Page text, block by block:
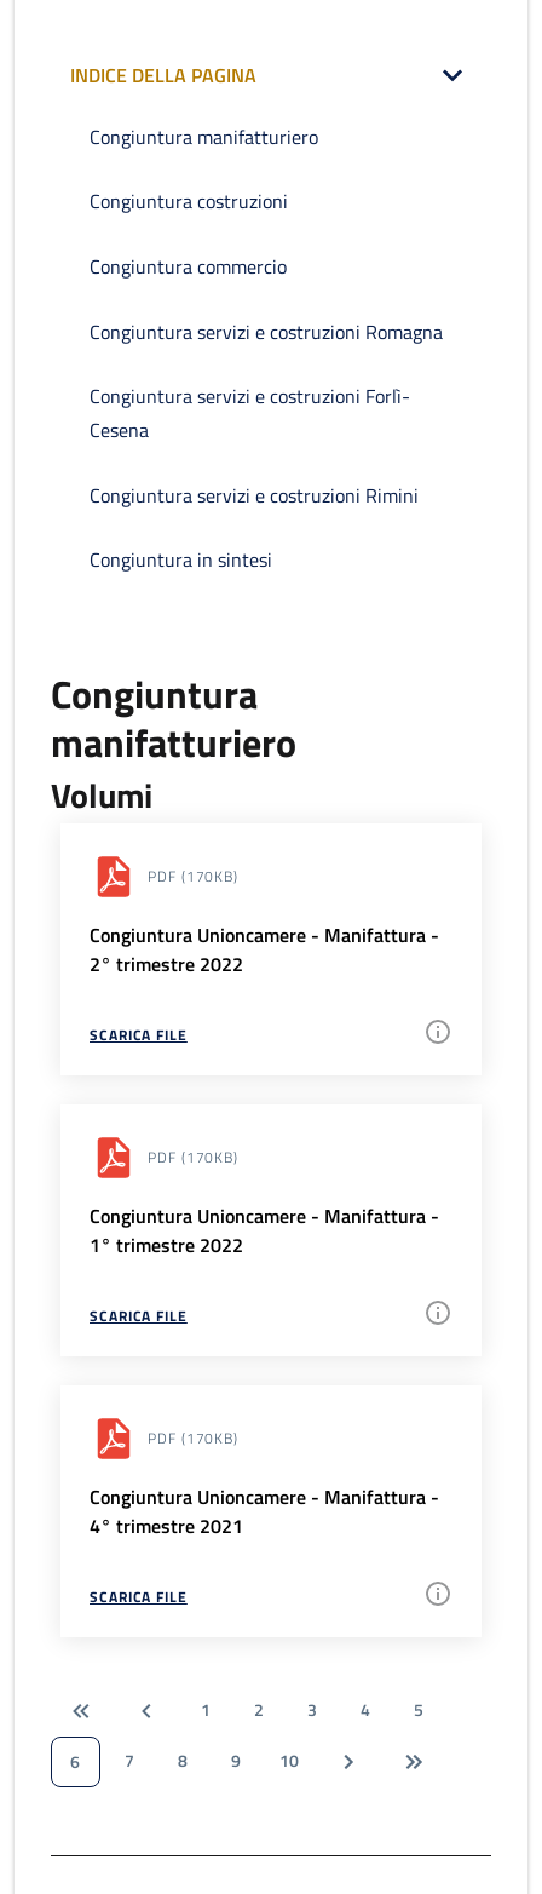
INDICE DELLA PAGINA
Congiuntura manifatturiero
Congiuntura costruzioni
Congiuntura commercio
Congiuntura servizi e costruzioni Romagna
Congiuntura servizi e costruzioni Forlì-
Cesena
Congiuntura servizi e costruzioni Rimini
Congiuntura in sintesi
Congiuntura
manifatturiero
Volumi
PDF (170KB)
Congiuntura Unioncamere - Manifattura -
2° trimestre 2022
SCARICA FILE
PDF (170KB)
Congiuntura Unioncamere - Manifattura -
1° trimestre 2022
SCARICA FILE
PDF (170KB)
Congiuntura Unioncamere - Manifattura -
4° trimestre 2021
SCARICA FILE
1 2 3 4
5
6
7 8 9 10